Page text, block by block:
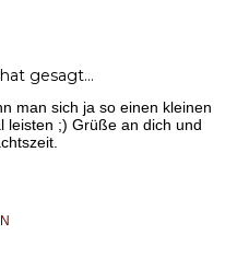
hat gesagt…
man sich ja so einen kleinen
leisten ;) Grüße an dich und